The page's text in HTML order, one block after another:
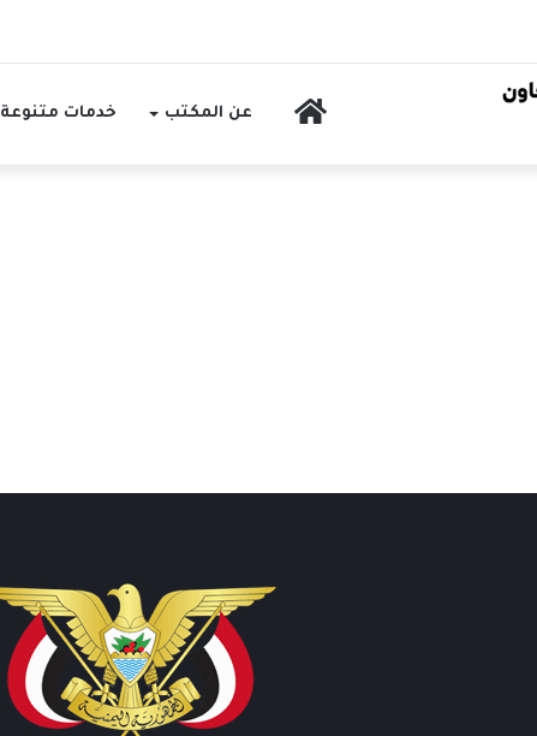
الرئيسيةعن المكتب خدمات متنوعة